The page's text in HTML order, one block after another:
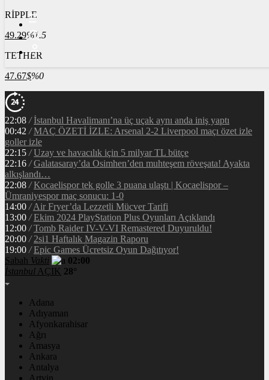
RİPPLE
49.29%1.5
TETHER
47.67$%0
22:08 / İstanbul Havalimanı’na üç uçak aynı anda iniş yaptı
00:42 / MAÇ ÖZETİ İZLE: Arsenal 2-2 Liverpool maçı özet izle
goller izle
22:15 / Uzay ve havacılık için 5 milyar TL bütçe
22:16 / Galatasaray’da Osimhen’den muhteşem röveşata! Ayakta
alkışlandı…
22:08 / Kocaelispor tek golle 3 puana ulaştı | Kocaelispor –
Ümraniyespor maç sonucu: 1-0
14:00 / Air Fryer’da Lezzetli Mücver Tarifi
13:00 / Ekim 2024 PlayStation Plus Oyunları Açıklandı
12:00 / Tomb Raider IV-V-VI Remastered Duyuruldu!
20:00 / 2si1 Haftalık Magazin Raporu
19:00 / Epic Games Ücretsiz Oyun Dağıtıyor!
Sabah Vakti
02:00
İstanbul AÇIK 28°
Adana
Adıyaman
Afyonkarahisar
Ağrı
Amasya
Ankara
Antalya
Artvin